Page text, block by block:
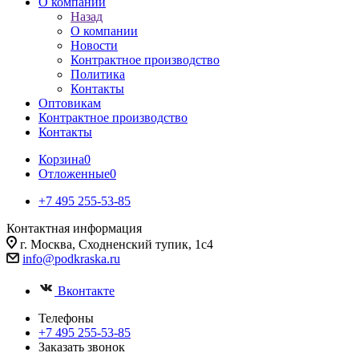
Назад
О компании
Новости
Контрактное производство
Политика
Контакты
Оптовикам
Контрактное производство
Контакты
Корзина0
Отложенные0
+7 495 255-53-85
Контактная информация
г. Москва, Сходненский тупик, 1с4
info@podkraska.ru
Вконтакте
Телефоны
+7 495 255-53-85
Заказать звонок